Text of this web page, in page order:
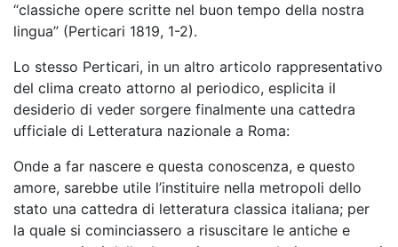
“classiche opere scritte nel buon tempo della nostra
lingua” (Perticari 1819, 1-2).
Lo stesso Perticari, in un altro articolo rappresentativo
del clima creato attorno al periodico, esplicita il
desiderio di veder sorgere finalmente una cattedra
ufficiale di Letteratura nazionale a Roma:
Onde a far nascere e questa conoscenza, e questo
amore, sarebbe utile l’instituire nella metropoli dello
stato una cattedra di letteratura classica italiana; per
la quale si cominciassero a risuscitare le antiche e